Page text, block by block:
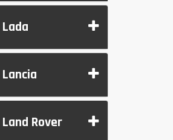
Lada
Lancia
Land Rover